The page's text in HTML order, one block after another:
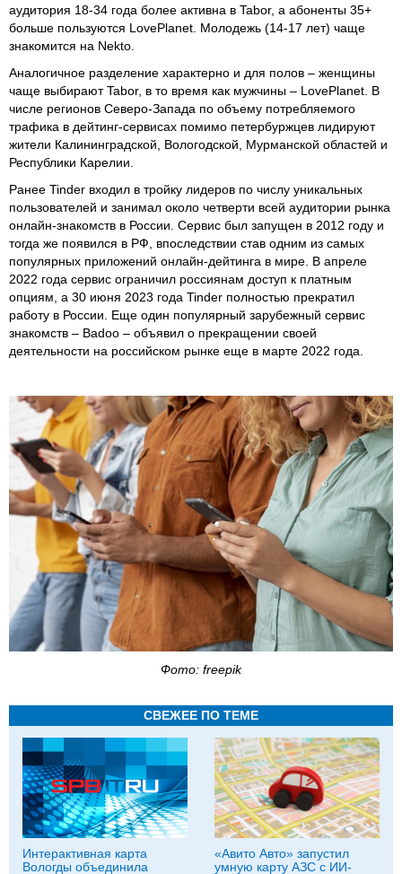
аудитория 18-34 года более активна в Tabor, а абоненты 35+
больше пользуются LovePlanet. Молодежь (14-17 лет) чаще
знакомится на Nekto.
Аналогичное разделение характерно и для полов – женщины
чаще выбирают Tabor, в то время как мужчины – LovePlanet. В
числе регионов Северо-Запада по объему потребляемого
трафика в дейтинг-сервисах помимо петербуржцев лидируют
жители Калининградской, Вологодской, Мурманской областей и
Республики Карелии.
Ранее Tinder входил в тройку лидеров по числу уникальных
пользователей и занимал около четверти всей аудитории рынка
онлайн-знакомств в России. Сервис был запущен в 2012 году и
тогда же появился в РФ, впоследствии став одним из самых
популярных приложений онлайн-дейтинга в мире. В апреле
2022 года сервис ограничил россиянам доступ к платным
опциям, а 30 июня 2023 года Tinder полностью прекратил
работу в России. Еще один популярный зарубежный сервис
знакомств – Badoo – объявил о прекращении своей
деятельности на российском рынке еще в марте 2022 года.
Фото: freepik
СВЕЖЕЕ ПО ТЕМЕ
Интерактивная карта
Вологды объединила
«Авито Авто» запустил
умную карту АЗС с ИИ-